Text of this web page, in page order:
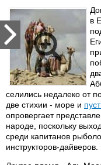
в
селились недалеко от
две стихии - море и
опровергает
народе, поскольку
среди капитанов
инструкторов-дайверов.